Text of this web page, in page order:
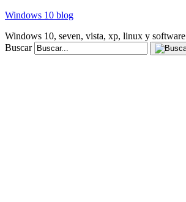
Windows 10 blog
Windows 10, seven, vista, xp, linux y software
Buscar